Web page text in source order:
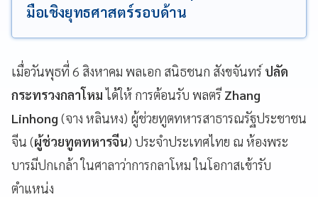
มือเชิงยุทธศาสตร์รอบด้าน
เมื่อวันพุธที่ 6 สิงหาคม พลเอก สนิธชนก สังขจันทร์ ปลัด
กระทรวงกลาโหมได้ให้ การต้อนรับ พลตรี Zhang
Linhong (จาง หลินหง) ผู้ช่วยทูตทหารสาธารณรัฐประชาชน
จีน (ผู้ช่วยทูตทหารจีน) ประจำประเทศไทย ณ ห้องพระ
บารมีปกเกล้า ในศาลาว่าการกลาโหม ในโอกาสเข้ารับ
ตำแหน่ง